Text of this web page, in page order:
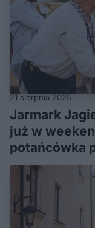
21 sierpnia 2025
Jarmark
już w
potańcówka